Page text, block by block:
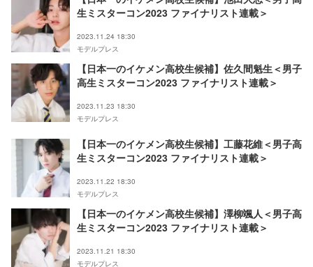
生ミスターコン2023 ファイナリスト連載＞
2023.11.24 18:30
モデルプレス
【日本一のイケメン高校生候補】佐久間魁生＜男子
高生ミスターコン2023 ファイナリスト連載＞
2023.11.23 18:30
モデルプレス
【日本一のイケメン高校生候補】工藤花維＜男子高
生ミスターコン2023 ファイナリスト連載＞
2023.11.22 18:30
モデルプレス
【日本一のイケメン高校生候補】澤柳颯人＜男子高
生ミスターコン2023 ファイナリスト連載＞
2023.11.21 18:30
モデルプレス